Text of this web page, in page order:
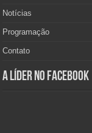
Notícias
Programação
Contato
A Líder no Facebook